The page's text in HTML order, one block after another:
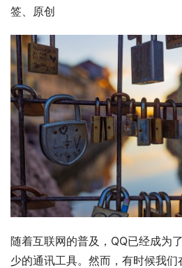
签、原创
随着互联网的普及，QQ已经成为
少的通讯工具。然而，有时候我